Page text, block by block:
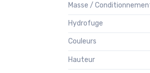
Masse /
Hydrofuge
Couleurs
Hauteur